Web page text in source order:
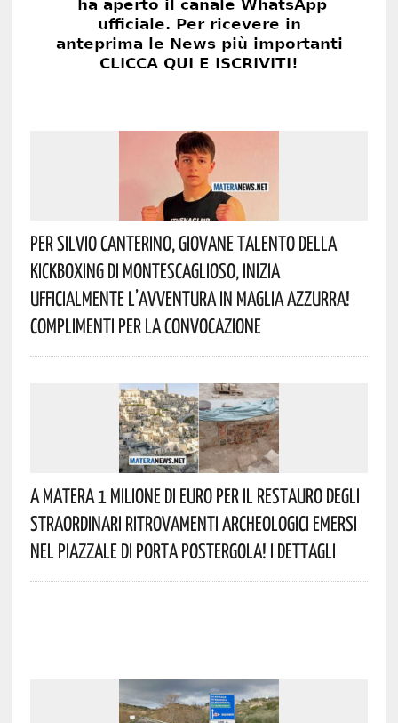
Per Silvio Canterino, Giovane Talento Della
Kickboxing Di Montescaglioso, Inizia
Ufficialmente L’avventura In Maglia Azzurra!
Complimenti Per La Convocazione
A Matera 1 Milione Di Euro Per Il Restauro Degli
Straordinari Ritrovamenti Archeologici Emersi
Nel Piazzale Di Porta Postergola! I Dettagli